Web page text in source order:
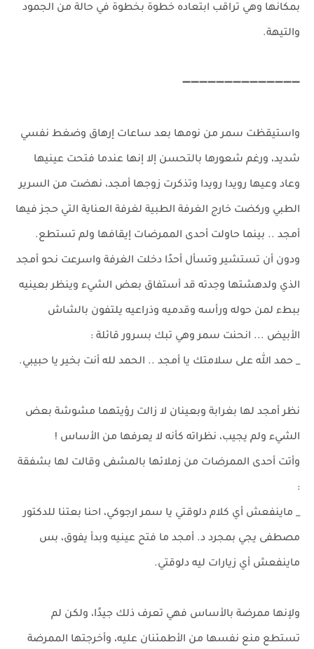
بمكانها وهي تراقب ابتعاده خطوة بخطوة في حالة من الجمود
والتيهة.
➖➖➖➖➖➖➖➖➖➖➖➖➖➖
واستيقظت سمر من نومها بعد ساعات إرهاق وضغط نفسي
شديد، ورغم شعورها بالتحسن إلا إنها عندما فتحت عينيها
وعاد وعيها رويدا رويدا وتذكرت زوجها أمجد، نهضت من السرير
الطبي وركضت خارج الغرفة الطبية لغرفة العناية التي حجز فيها
أمجد .. بينما حاولت أحدى الممرضات إيقافها ولم تستطع.
ودون أن تستشير وتسأل أحدًا دخلت الغرفة واسرعت نحو أمجد
الذي ولدهشتها وجدته قد أستفاق بعض الشيء وينظر بعينيه
ببطء لمن حوله ورأسه وقدميه وذراعيه يلتفون بالشاش
الأبيض ... انحنت سمر وهي تبك بسرور قائلة :
_ حمد الله على سلامتك يا أمجد .. الحمد لله أنت بخير يا حبيبي.
نظر أمجد لها بغرابة وبعينان لا زالت رؤيتهما مشوشة بعض
الشيء ولم يجيب، نظراته كأنه لا يعرفها من الأساس !
وأتت أحدى الممرضات من زملائها بالمشفى وقالت لها بشفقة
:
_ ماينفعش أي كلام دلوقتي يا سمر ارجوكي، احنا بعتنا للدكتور
مصطفى يجي بمجرد د. أمجد ما فتح عينيه وبدأ يفوق، بس
ماينفعش أي زيارات ليه دلوقتي.
ولإنها ممرضة بالأساس فهي تعرف ذلك جيدًا، ولكن لم
تستطع منع نفسها من الأطمئنان عليه، وأخرجتها الممرضة